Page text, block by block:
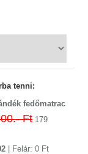
tenni:
fedőmatrac
Ft 179
| Felár: 0 Ft